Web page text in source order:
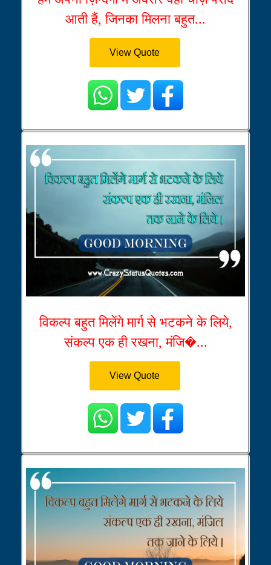
आती हैं, जिनका मिलना बहुत...
View Quote
विकल्प बहुत मिलेंगे मार्ग से भटकने के लिये,
संकल्प एक ही रखना, मंजि�...
View Quote